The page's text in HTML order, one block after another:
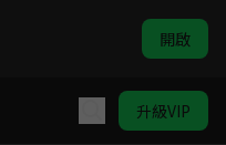
開啟
升級VIP